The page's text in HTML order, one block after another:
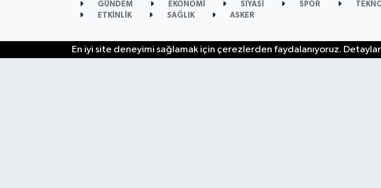
GÜNDEM EKONOMİ SİYASİ SPOR
ETKİNLİK
SAĞLIK ASKER
En iyi site deneyimi sağlamak için çerezlerden faydalanıyoruz. Detaylar